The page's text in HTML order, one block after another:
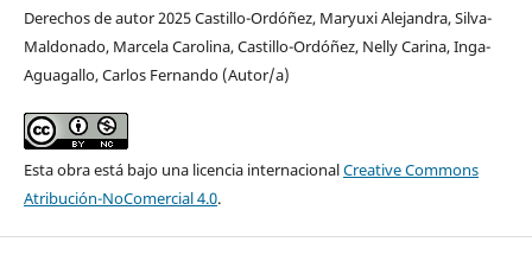
Derechos de autor 2025 Castillo-Ordóñez, Maryuxi Alejandra, Silva-
Maldonado, Marcela Carolina, Castillo-Ordóñez, Nelly Carina, Inga-
Aguagallo, Carlos Fernando (Autor/a)
Esta obra está bajo una licencia internacionalCreative Commons
Atribución-NoComercial 4.0.